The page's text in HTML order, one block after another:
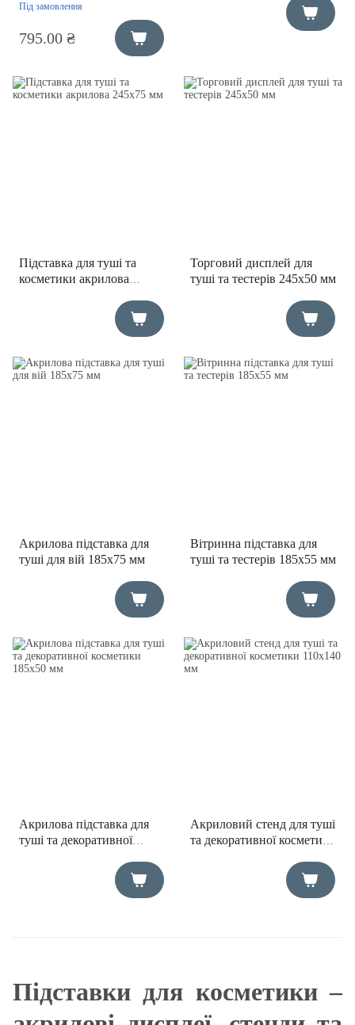
Під замовлення
795.00 ₴
Підставка для туші та
косметики акрилова
Торговий дисплей для
туші та тестерів 245х50 мм
Акрилова підставка для
туші для вій 185х75 мм
Вітринна підставка для
туші та тестерів 185х55 мм
Акрилова підставка для
туші та декоративної
Акриловий стенд для туші
та декоративної косметики
Підставки для косметики –